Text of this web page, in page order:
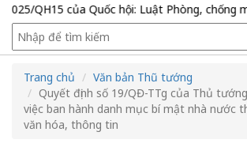
QH15 của Quốc hội: Luật Phòng, chống ma
Trang chủ
Văn bản Thũ tướng
Quyết định số 19/QĐ-TTg của Thủ
việc ban hành danh mục bí mật nhà nước
văn hóa, thông tin